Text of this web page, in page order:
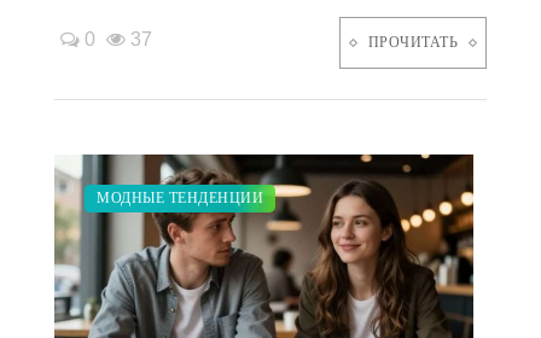
0 37 ПРОЧИТАТЬ
ПОКАЗЫ
ЗАКУПКИ ПО МОДЕ
ДИЕТА
МОДНЫЕ ТЕНДЕНЦИИ